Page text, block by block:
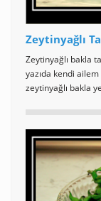
Zeytinyağlı
Zeytinyağlı bakla
yazıda kendi
zeytinyağlı bakla